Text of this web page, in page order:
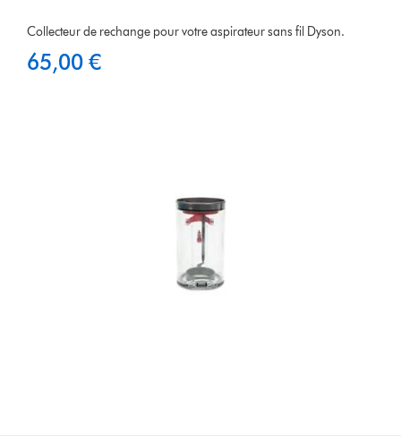
Collecteur de rechange pour votre aspirateur sans fil Dyson.
65,00 €